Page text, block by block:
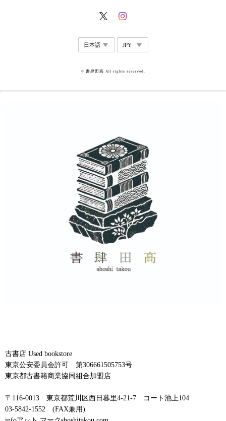
© 書肆田高 All rights reserved.
古書店 Used bookstore
東京公安委員会許可 第306661505753号
東京都古書籍商業協同組合加盟店
〒116-0013 東京都荒川区西日暮里4-21-7 コート池上104
03-5842-1552 (FAX兼用)